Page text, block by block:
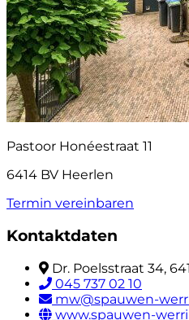
Pastoor Honéestraat 11
6414 BV Heerlen
Termin vereinbaren
Kontaktdaten
Dr. Poelsstraat 34,
045 737 02 10
mw@spauwen-
www.spauwen-